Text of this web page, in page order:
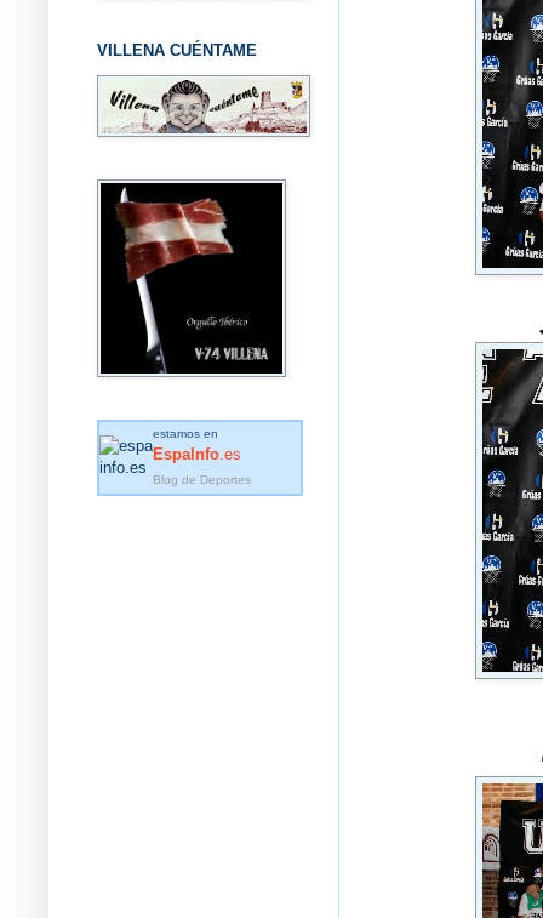
VILLENA CUÉNTAME
estamos en
EspaInfo .es
Blog de Deportes